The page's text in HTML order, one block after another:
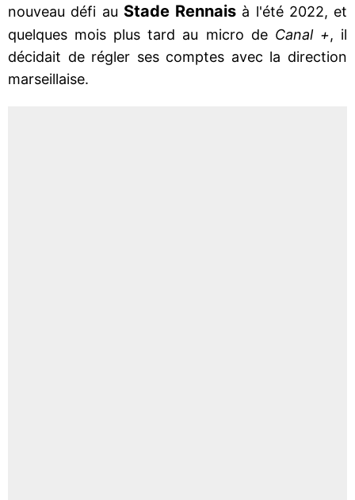
nouveau défi au Stade Rennais à l'été 2022, et
quelques mois plus tard au micro de Canal +, il
décidait de régler ses comptes avec la direction
marseillaise.